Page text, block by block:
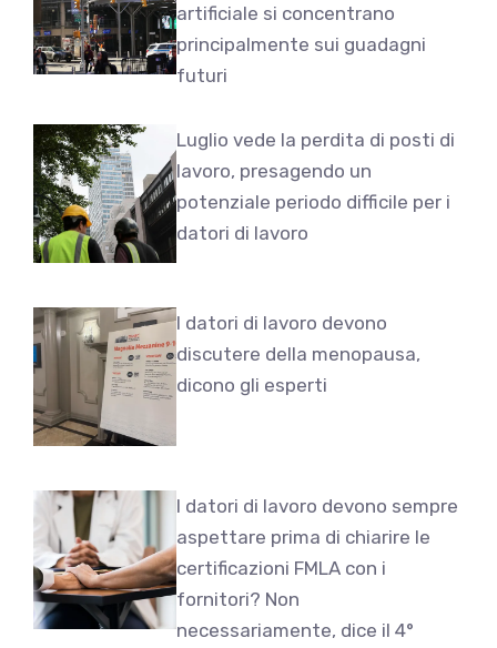
artificiale si concentrano
principalmente sui guadagni
futuri
Luglio vede la perdita di posti di
lavoro, presagendo un
potenziale periodo difficile per i
datori di lavoro
I datori di lavoro devono
discutere della menopausa,
dicono gli esperti
I datori di lavoro devono sempre
aspettare prima di chiarire le
certificazioni FMLA con i
fornitori? Non
necessariamente, dice il 4°